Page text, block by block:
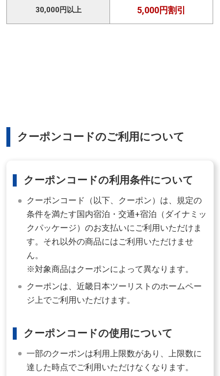
30,000円以上 5,000円割引
クーポンコードのご利用について
クーポンコードの利用条件について
クーポンコード（以下、クーポン）は、規定の
条件を満たす国内宿泊・交通+宿泊（ダイナミッ
クパッケージ）のお支払いにご利用いただけま
す。それ以外の商品にはご利用いただけませ
ん。
※対象商品はクーポンによって異なります。
クーポンは、近畿日本ツーリストのホームペー
ジ上でご利用いただけます。
クーポンコードの使用について
一部のクーポンは利用上限数があり、上限数に
達した時点でご利用いただけなくなります。